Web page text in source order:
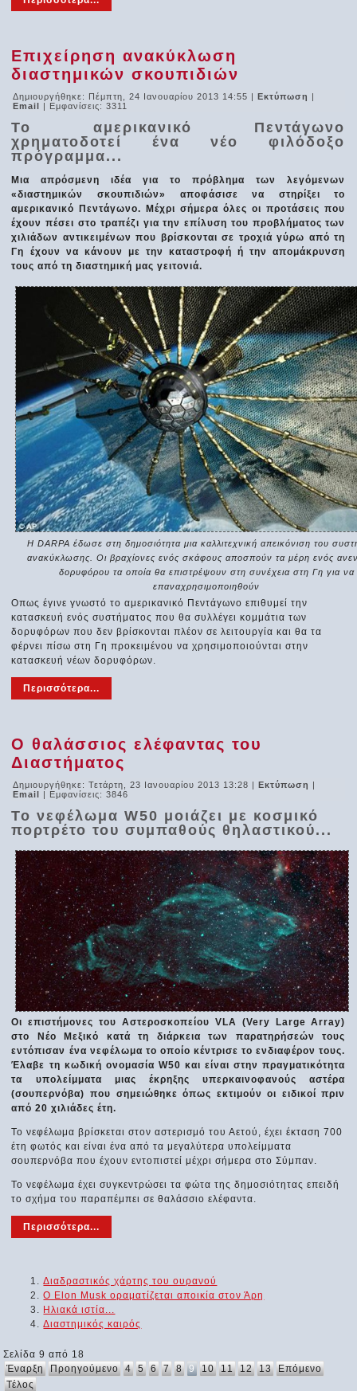
Επιχείρηση ανακύκλωση
διαστημικών σκουπιδιών
Δημιουργήθηκε: Πέμπτη, 24 Ιανουαρίου 2013 14:55 |Εκτύπωση |
Email | Εμφανίσεις: 3311
Το αμερικανικό Πεντάγωνο
χρηματοδοτεί ένα νέο φιλόδοξο
πρόγραμμα...
Μια απρόσμενη ιδέα για το πρόβλημα των λεγόμενων
«διαστημικών σκουπιδιών» αποφάσισε να στηρίξει το
αμερικανικό Πεντάγωνο. Μέχρι σήμερα όλες οι προτάσεις που
έχουν πέσει στο τραπέζι για την επίλυση του προβλήματος των
χιλιάδων αντικειμένων που βρίσκονται σε τροχιά γύρω από τη
Γη έχουν να κάνουν με την καταστροφή ή την απομάκρυνση
τους από τη διαστημική μας γειτονιά.
Η DARPA έδωσε στη δημοσιότητα μια καλλιτεχνική απεικόνιση του
ανακύκλωσης. Οι βραχίονες ενός σκάφους αποσπούν τα μέρη ενός
δορυφόρου τα οποία θα επιστρέψουν στη συνέχεια στη Γη για να
επαναχρησιμοποιηθούν
Οπως έγινε γνωστό το αμερικανικό Πεντάγωνο επιθυμεί την
κατασκευή ενός συστήματος που θα συλλέγει κομμάτια των
δορυφόρων που δεν βρίσκονται πλέον σε λειτουργία και θα τα
φέρνει πίσω στη Γη προκειμένου να χρησιμοποιούνται στην
κατασκευή νέων δορυφόρων.
Περισσότερα...
Ο θαλάσσιος ελέφαντας του
Διαστήματος
Δημιουργήθηκε: Τετάρτη, 23 Ιανουαρίου 2013 13:28 |Εκτύπωση |
Email | Εμφανίσεις: 3846
Το νεφέλωμα W50 μοιάζει με κοσμικό
πορτρέτο του συμπαθούς θηλαστικού...
Οι επιστήμονες του Αστεροσκοπείου VLA (Very Large Array)
στο Νέο Μεξικό κατά τη διάρκεια των παρατηρήσεών τους
εντόπισαν ένα νεφέλωμα το οποίο κέντρισε το ενδιαφέρον τους.
Έλαβε τη κωδική ονομασία W50 και είναι στην πραγματικότητα
τα υπολείμματα μιας έκρηξης υπερκαινοφανούς αστέρα
(σουπερνόβα) που σημειώθηκε όπως εκτιμούν οι ειδικοί πριν
από 20 χιλιάδες έτη.
Το νεφέλωμα βρίσκεται στον αστερισμό του Αετού, έχει έκταση 700
έτη φωτός και είναι ένα από τα μεγαλύτερα υπολείμματα
σουπερνόβα που έχουν εντοπιστεί μέχρι σήμερα στο Σύμπαν.
Το νεφέλωμα έχει συγκεντρώσει τα φώτα της δημοσιότητας επειδή
το σχήμα του παραπέμπει σε θαλάσσιο ελέφαντα.
Περισσότερα...
Διαδραστικός χάρτης του ουρανού
Ο Elon Musk οραματίζεται αποικία στον Άρη
Ηλιακά ιστία...
Διαστημικός καιρός
Σελίδα 9 από 18
Έναρξη Προηγούμενο 4 5 6 7 8 9 10 11 12 13 Επόμενο
Τέλος